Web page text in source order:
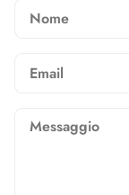
Nome
Email
Messaggio